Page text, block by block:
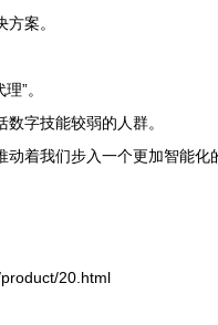
案。
”。
字技能较弱的人群。
着我们步入一个更加智能
20.html